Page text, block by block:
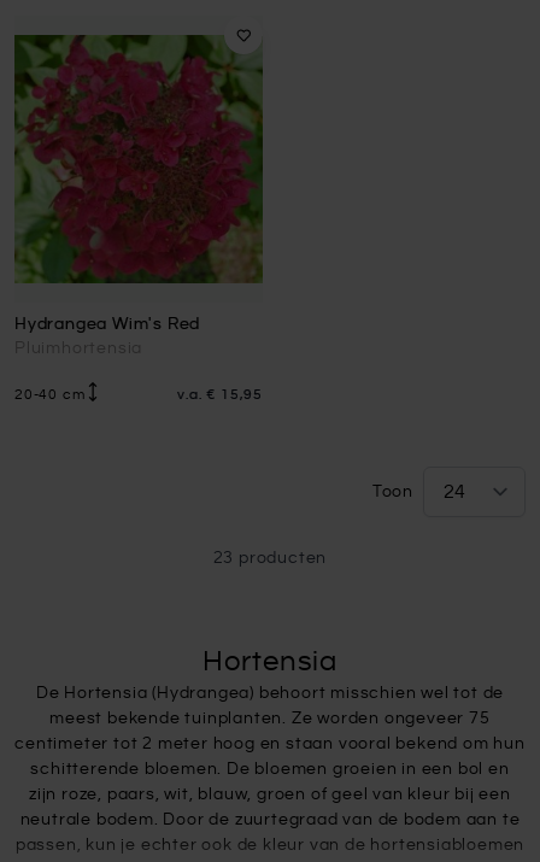
Hydrangea Wim's Red
Pluimhortensia
20-40 cm v.a. € 15,95
Toon
23 producten
Hortensia
De Hortensia (Hydrangea) behoort misschien wel tot de
meest bekende tuinplanten. Ze worden ongeveer 75
centimeter tot 2 meter hoog en staan vooral bekend om hun
schitterende bloemen. De bloemen groeien in een bol en
zijn roze, paars, wit, blauw, groen of geel van kleur bij een
neutrale bodem. Door de zuurtegraad van de bodem aan te
passen, kun je echter ook de kleur van de hortensiabloemen